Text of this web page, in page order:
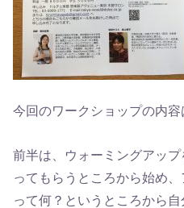
今回のワークショップの内容
前半は、ウォーミングアッ
ってもらうところから始め
って何？というところから